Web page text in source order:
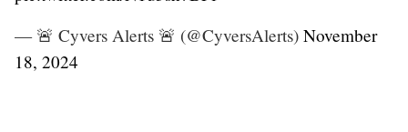
— 🚨 Cyvers Alerts 🚨 (@CyversAlerts) November
18, 2024